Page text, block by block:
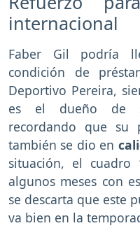
internacional
Faber Gil podría
condición de
Deportivo Pereira,
es el dueño de
recordando que su
también se dio en
situación, el cuadro
algunos meses con
se descarta que este
va bien en la